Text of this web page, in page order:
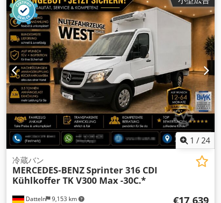
ム）, 最大積載重量:1,370 kg（キログラム）, 初回登録:
04/2026, 次回検査（TÜV）:09/2028, 排出クラス:ユーロ6e,
色:白色, 座席数:3, これまでの所有者数:1, 製造年: 2026, 装備:
ABS（アンチロック・ブレーキ・システム）, すすフィルター,
イモビライザーシステム, エアコン, エアバッグ, クルーズコン
トロール, サマータイヤ, セントラルロック, トラック登録, ナビ
ゲーションシステム, パワーステアリング, フォグランプ, 中古
車両保証, 引き戸, 車両登録, 追加ヘッドライト, 電子安定制御プ
ログラム (ESP),
1 /24
Datteln 9,153 km
冷蔵バン
MERCEDES-BENZSprinter 316 CDI
Kühlkoffer TK V300 Max -30C.*
€17,639